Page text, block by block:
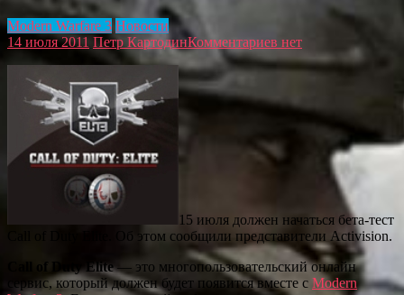
Modern Warfare 3 Новости
14 июля 2011 Петр КартодинКомментариев нет
15 июля должен начаться бета-тест
Call of Duty Elite. Об этом сообщили представители Activision.
Call of Duty Elite— это многопользовательский онлайн
сервис, который должен будет появится вместе с Modern